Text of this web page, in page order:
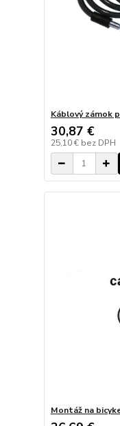
Káblový zámok
30,87 €
25,10 € bez DPH
Montáž na